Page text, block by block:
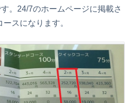
。24/7のホームページに掲載さ
スになります。